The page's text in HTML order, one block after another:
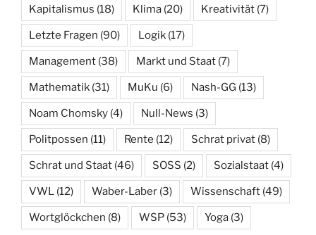
Kapitalismus (18) Klima (20) Kreativität (7)
Letzte Fragen (90) Logik (17)
Management (38) Markt und Staat (7)
Mathematik (31) MuKu (6) Nash-GG (13)
Noam Chomsky (4) Null-News (3)
Politpossen (11) Rente (12) Schrat privat (8)
Schrat und Staat (46) SOSS (2) Sozialstaat (4)
VWL (12) Waber-Laber (3) Wissenschaft (49)
Wortglöckchen (8) WSP (53) Yoga (3)